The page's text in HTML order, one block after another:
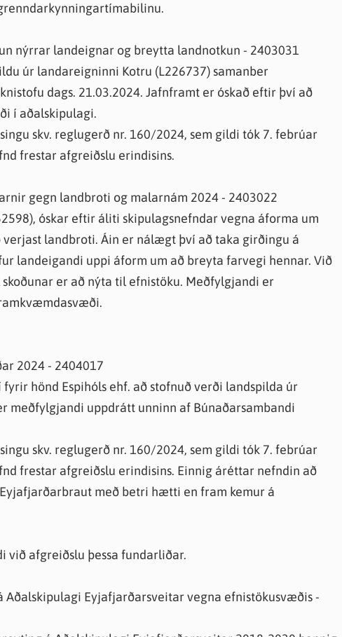
nýrrar landeignar og breytta landnotkun - 2403031
úr landareigninni Kotru (L226737) samanber
dags. 21.03.2024. Jafnframt er óskað eftir því að
í aðalskipulagi.
skv. reglugerð nr. 160/2024, sem gildi tók 7. febrúar
frestar afgreiðslu erindisins.
gegn landbroti og malarnám 2024 - 2403022
óskar eftir áliti skipulagsnefndar vegna áforma um
landbroti. Áin er nálægt því að taka girðingu á
landeigandi uppi áform um að breyta farvegi hennar. Við
er að nýta til efnistöku. Meðfylgjandi er
2024 - 2404017
hönd Espihóls ehf. að stofnuð verði landspilda úr
meðfylgjandi uppdrátt unninn af Búnaðarsambandi
skv. reglugerð nr. 160/2024, sem gildi tók 7. febrúar
frestar afgreiðslu erindisins. Einnig áréttar nefndin að
með betri hætti en fram kemur á
við afgreiðslu þessa fundarliðar.
Aðalskipulagi Eyjafjarðarsveitar vegna efnistökusvæðis -